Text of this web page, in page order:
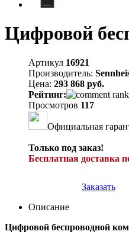
Цифровой
Артикул 16921
Производитель:
Цена: 293 868 руб.
Рейтинг:
Просмотров 117
Официальная
Только под заказ!
Бесплатная доставка
Заказать
Описание
Цифровой беспроводной